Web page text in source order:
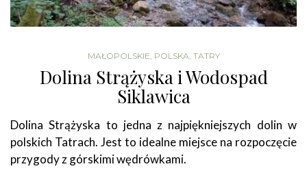
MAŁOPOLSKIE POLSKA TATRY
Dolina Strążyska i Wodospad
Siklawica
Dolina Strążyska to jedna z najpiękniejszych dolin w
polskich Tatrach. Jest to idealne miejsce na rozpoczęcie
przygody z górskimi wędrówkami.